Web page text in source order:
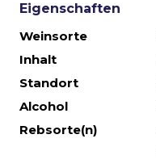
Eigenschaften
Weinsorte
Inhalt
Standort
Alcohol
Rebsorte(n)